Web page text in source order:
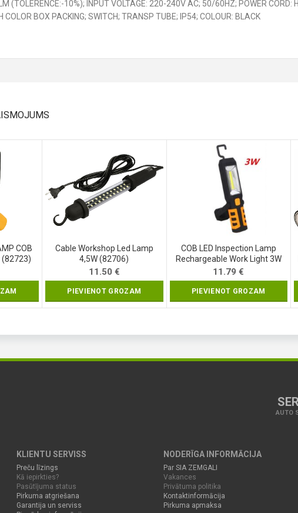
(TOLERENCE:-10%); INPUT VOLTAGE: 220-240V AC; 50/60HZ; POWER
BOX PACKING; SWITCH; TRANSP TUBE; IP54; COLOUR: BLACK
COB
(82723)
Cable Workshop Led Lamp
4,5W (82706)
11.50 €
PIEVIENOT GROZAM
COB LED Inspection Lamp
Rechargeable Work Light 3W
Hand Torch Flexible Magnetic
(SK1510)
11.79€
PIEVIENOT GROZAM
AUTO
KLIENTU SERVISS
Preču līzings
Kā iepirkties?
Pasūtījuma status
Pirkuma atgriešana
Garantija un serviss
NODERĪGA INFORMĀCIJA
Par SIA ZEMGALI
Vakances
Privātuma politika
Kontaktinformācija
Pirkuma apmaksa